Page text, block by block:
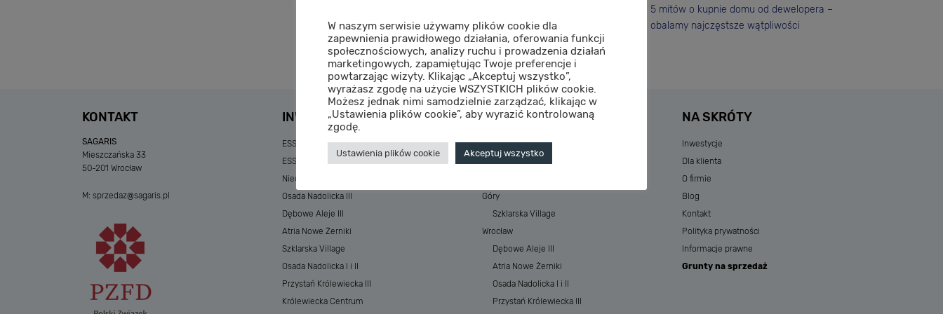
5 mitów o kupnie domu od dewelopera –
obalamy najczęstsze wątpliwości
KONTAKT
SAGARIS
Mieszczańska 33
50-201 Wrocław
M: sprzedaz@sagaris.pl
INWESTYCJE
ESSENSE Baltic Resort&SPA
ESSENSE Baltic Resort&SPA II
Niedziałkowskiego Park
Osada Nadolicka III
Dębowe Aleje III
Atria Nowe Żerniki
Szklarska Village
Osada Nadolicka I i II
Przystań Królewiecka III
Królewiecka Centrum
MIASTA
Morze
Góry
Szklarska Village
Wrocław
Dębowe Aleje III
Atria Nowe Żerniki
Osada Nadolicka I i II
Przystań Królewiecka III
NA SKRÓTY
Inwestycje
Dla klienta
O firmie
Blog
Kontakt
Polityka prywatności
Informacje prawne
Grunty na sprzedaż
W naszym serwisie używamy plików cookie dla
zapewnienia prawidłowego działania, oferowania funkcji
społecznościowych, analizy ruchu i prowadzenia działań
marketingowych, zapamiętując Twoje preferencje i
powtarzając wizyty. Klikając „Akceptuj wszystko”,
wyrażasz zgodę na użycie WSZYSTKICH plików cookie.
Możesz jednak nimi samodzielnie zarządzać, klikając w
„Ustawienia plików cookie”, aby wyrazić kontrolowaną
zgodę.
Ustawienia plików cookie Akceptuj wszystko